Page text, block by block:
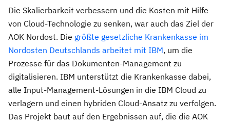
Die Skalierbarkeit verbessern und die Kosten mit Hilfe
von Cloud-Technologie zu senken, war auch das Ziel der
AOK Nordost. Die größte gesetzliche Krankenkasse im
Nordosten Deutschlands arbeitet mit IBM, um die
Prozesse für das Dokumenten-Management zu
digitalisieren. IBM unterstützt die Krankenkasse dabei,
alle Input-Management-Lösungen in die IBM Cloud zu
verlagern und einen hybriden Cloud-Ansatz zu verfolgen.
Das Projekt baut auf den Ergebnissen auf, die die AOK